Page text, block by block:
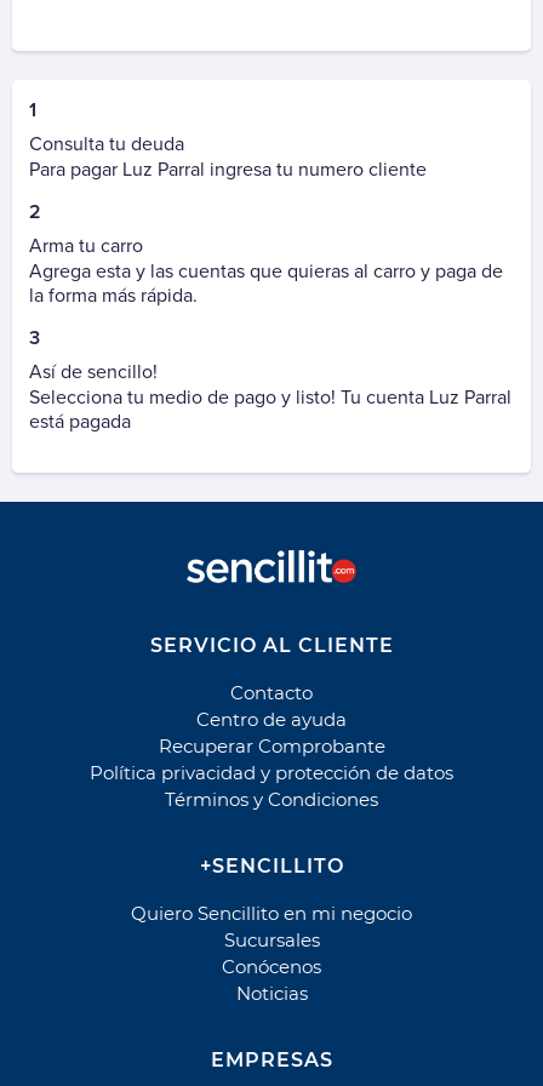
Total Autopistas - TAG
Vespucio Norte
Cementerio
Parque Canaán
Parque Canaán Mantención
Parque del Recuerdo
Parque del Recuerdo Crédito
Parque del Recuerdo Mantención
Parque del Sendero
Parque del Sendero Mensualidad
Parque El Manantial Cuota
Parque El Prado
Parque El Prado Cuota
Parque El Prado Mantención
Parque La Foresta
Parque La Foresta Mantención
Parque Santiago
Parque Santiago Cuota
Parque Santiago Mantención
Parques de Chile - Rut
1
Consulta tu deuda
Para pagar Luz Parral ingresa tu numero cliente
2
Arma tu carro
Agrega esta y las cuentas que quieras al carro y paga de
la forma más rápida.
3
Así de sencillo!
Selecciona tu medio de pago y listo! Tu cuenta Luz Parral
está pagada
SERVICIO AL CLIENTE
Contacto
Centro de ayuda
Recuperar Comprobante
Política privacidad y protección de datos
Términos y Condiciones
+SENCILLITO
Quiero Sencillito en mi negocio
Sucursales
Conócenos
Noticias
EMPRESAS